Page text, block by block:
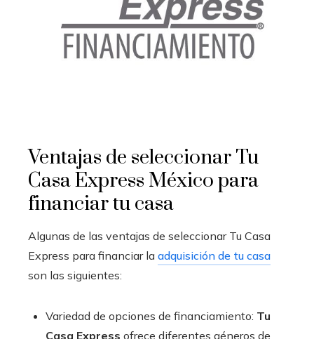
Ventajas de seleccionar Tu
Casa Express México para
financiar tu casa
Algunas de las ventajas de seleccionar Tu Casa
Express para financiar la adquisición de tu casa
son las siguientes:
Variedad de opciones de financiamiento: Tu
Casa Express ofrece diferentes géneros de